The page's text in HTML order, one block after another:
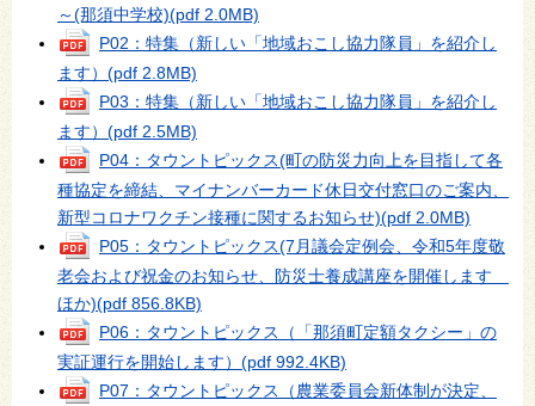
～(那須中学校)(pdf 2.0MB)
P02：特集（新しい「地域おこし協力隊員」を紹介し
ます） (pdf 2.8MB)
P03：特集（新しい「地域おこし協力隊員」を紹介し
ます） (pdf 2.5MB)
P04：タウントピックス(町の防災力向上を目指して各
種協定を締結、マイナンバーカード休日交付窓口のご案内、
新型コロナワクチン接種に関するお知らせ)(pdf 2.0MB)
P05：タウントピックス(7月議会定例会、令和5年度敬
老会および祝金のお知らせ、防災士養成講座を開催します
ほか)(pdf 856.8KB)
P06：タウントピックス（「那須町定額タクシー」の
実証運行を開始します） (pdf 992.4KB)
P07：タウントピックス（農業委員会新体制が決定、